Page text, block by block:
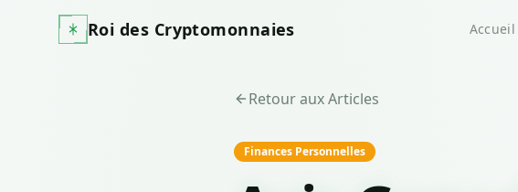
Roi des Cryptomonnaies Accueil
Retour aux Articles
Finances Personnelles